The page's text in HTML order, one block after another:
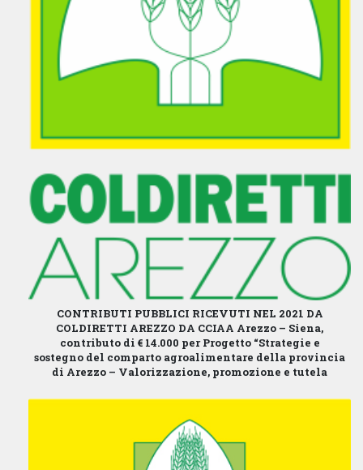
CONTRIBUTI PUBBLICI RICEVUTI NEL 2021 DA
COLDIRETTI AREZZO DA CCIAA Arezzo – Siena,
contributo di € 14.000 per Progetto “Strategie e
sostegno del comparto agroalimentare della provincia
di Arezzo – Valorizzazione, promozione e tutela